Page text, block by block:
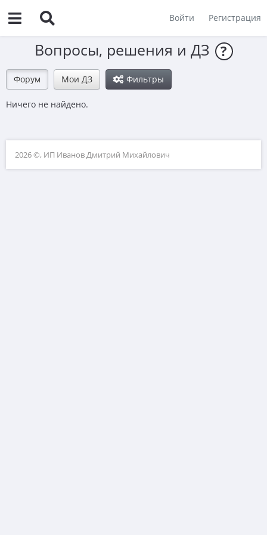
Войти Регистрация
Вопросы, решения и ДЗ ?
Форум Мои ДЗ Фильтры
Ничего не найдено.
2026 ©, ИП Иванов Дмитрий Михайлович